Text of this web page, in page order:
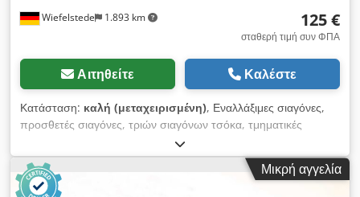
Wiefelstede 1.893 km 125 €
σταθερή τιμή συν ΦΠΑ
Αιτηθείτε Καλέστε
Κατάσταση: καλή (μεταχειρισμένη), Εναλλάξιμες σιαγόνες,
προσθετές σιαγόνες, τριών σιαγόνων τσόκα, τμηματικές
σιαγόνες, σιαγόνες σύσφιξης, σιαγόνες με βαθμιδωτό μπλοκ,
προσθετές σιαγόνες με βαθμιδωτό μπλοκ, σιαγόνες μπλοκ,
βασικές σιαγόνες -Προσθετές σιαγόνες: σετ σιαγόνων για
τσόκα με τρεις σιαγόνες, σκληρές Dwjdpfx Aszp Ey Eomhsa
Μικρή αγγελία